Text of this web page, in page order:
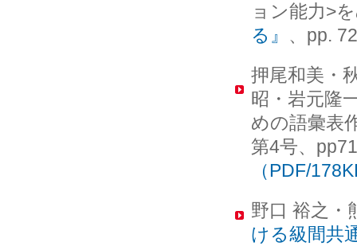
ョン能力>
る』 、pp.
押尾和美・
昭・岩元隆
めの語彙表
第4号、
（PDF/
野口 裕之・
ける級間共